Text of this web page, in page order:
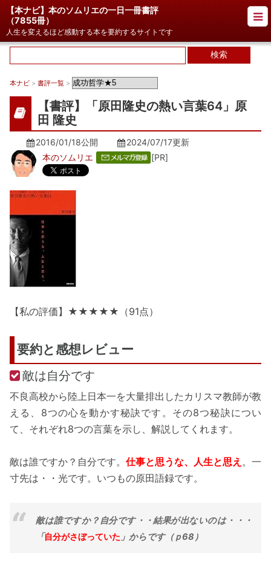
【本ナビ】本のソムリエの一日一冊書評
（7855冊）
人生を変えるほど感動する本を要約するサイトです
本ナビ > 書評一覧 >
【書評】「原田隆史の熱い言葉64」原
田 隆史
2016/01/18公開 2024/07/17更新
本のソムリエ
[PR]
【私の評価】★★★★★（91点）
要約と感想レビュー
敵は自分です
不良高校から陸上日本一を大量排出したカリスマ教師が教
える、8つの心を動かす秘訣です。その8つ秘訣につい
て、それぞれ8つの言葉を示し、解説してくれます。
敵は誰ですか？自分です。 仕事と思うな、人生と思え 。一
寸先は・・光です。いつもの原田語録です。
敵は誰ですか？自分です・・結果が出ないのは・・・
「自分がさぼっていた 」からです（ｐ68）